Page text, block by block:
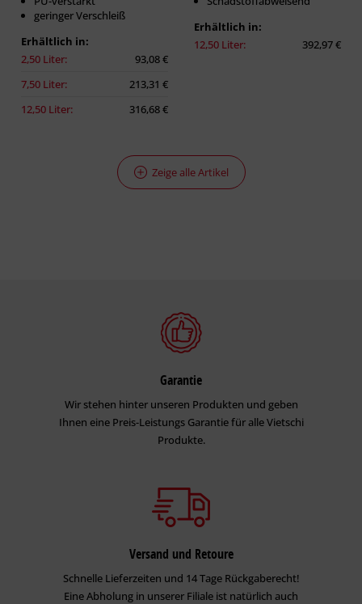
geringer Verschleiß
Erhältlich in:
2,50 Liter:
93,08 €
7,50 Liter:
213,31 €
12,50 Liter:
316,68 €
Erhältlich in:
12,50 Liter:
392,97 €
Zeige alle Artikel
Garantie
Wir stehen hinter unseren Produkten und geben
Ihnen eine Preis-Leistungs Garantie für alle Vietschi
Produkte.
Versand und Retoure
Schnelle Lieferzeiten und 14 Tage Rückgaberecht!
Eine Abholung in unserer Filiale ist natürlich auch